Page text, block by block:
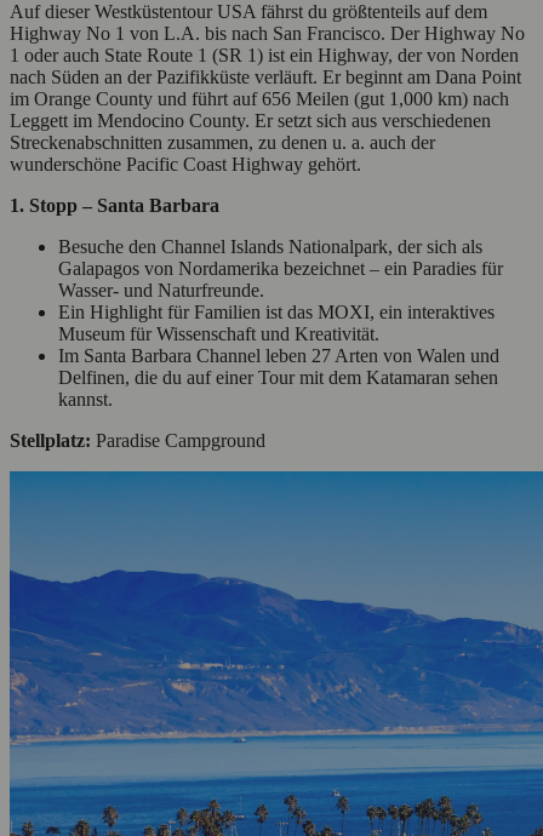
Auf dieser Westküstentour USA fährst du größtenteils auf dem
Highway No 1 von L.A. bis nach San Francisco. Der Highway No
1 oder auch State Route 1 (SR 1) ist ein Highway, der von Norden
nach Süden an der Pazifikküste verläuft. Er beginnt am Dana Point
im Orange County und führt auf 656 Meilen (gut 1,000 km) nach
Leggett im Mendocino County. Er setzt sich aus verschiedenen
Streckenabschnitten zusammen, zu denen u. a. auch der
wunderschöne Pacific Coast Highway gehört.
1. Stopp – Santa Barbara
Besuche den Channel Islands Nationalpark, der sich als
Galapagos von Nordamerika bezeichnet – ein Paradies für
Wasser- und Naturfreunde.
Ein Highlight für Familien ist das MOXI, ein interaktives
Museum für Wissenschaft und Kreativität.
Im Santa Barbara Channel leben 27 Arten von Walen und
Delfinen, die du auf einer Tour mit dem Katamaran sehen
kannst.
Stellplatz: Paradise Campground